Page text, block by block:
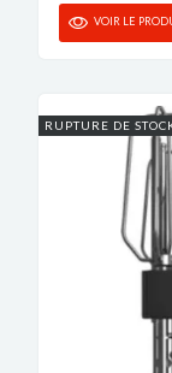
VOIR LE
RUPTURE DE